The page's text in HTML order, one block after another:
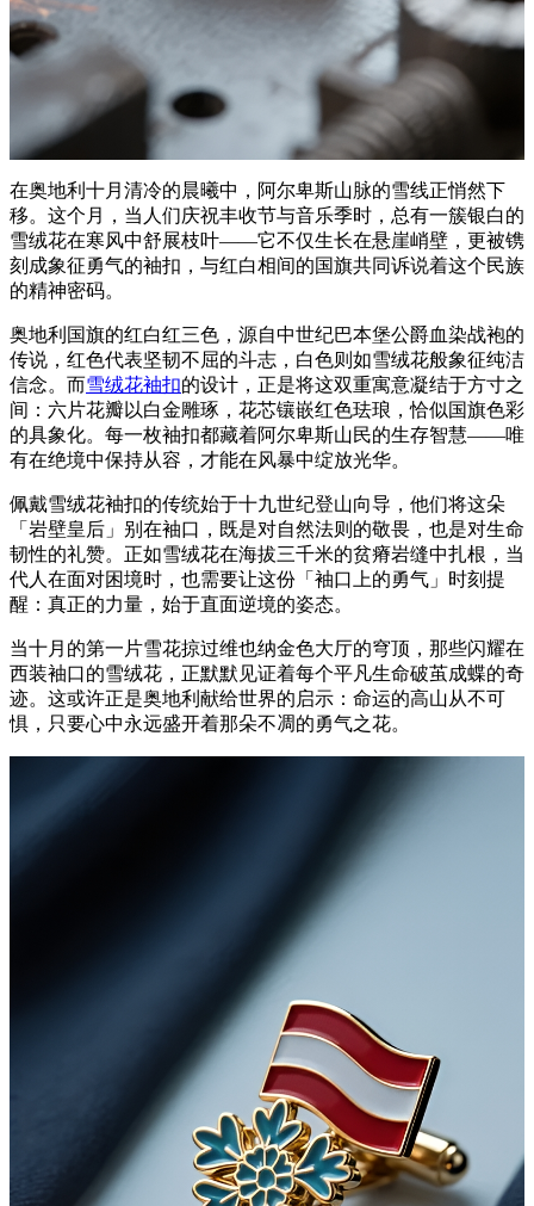
在奥地利十月清冷的晨曦中，阿尔卑斯山脉的雪线正悄然下
移。这个月，当人们庆祝丰收节与音乐季时，总有一簇银白的
雪绒花在寒风中舒展枝叶——它不仅生长在悬崖峭壁，更被镌
刻成象征勇气的袖扣，与红白相间的国旗共同诉说着这个民族
的精神密码。
奥地利国旗的红白红三色，源自中世纪巴本堡公爵血染战袍的
传说，红色代表坚韧不屈的斗志，白色则如雪绒花般象征纯洁
信念。而雪绒花袖扣的设计，正是将这双重寓意凝结于方寸之
间：六片花瓣以白金雕琢，花芯镶嵌红色珐琅，恰似国旗色彩
的具象化。每一枚袖扣都藏着阿尔卑斯山民的生存智慧——唯
有在绝境中保持从容，才能在风暴中绽放光华。
佩戴雪绒花袖扣的传统始于十九世纪登山向导，他们将这朵
「岩壁皇后」别在袖口，既是对自然法则的敬畏，也是对生命
韧性的礼赞。正如雪绒花在海拔三千米的贫瘠岩缝中扎根，当
代人在面对困境时，也需要让这份「袖口上的勇气」时刻提
醒：真正的力量，始于直面逆境的姿态。
当十月的第一片雪花掠过维也纳金色大厅的穹顶，那些闪耀在
西装袖口的雪绒花，正默默见证着每个平凡生命破茧成蝶的奇
迹。这或许正是奥地利献给世界的启示：命运的高山从不可
惧，只要心中永远盛开着那朵不凋的勇气之花。